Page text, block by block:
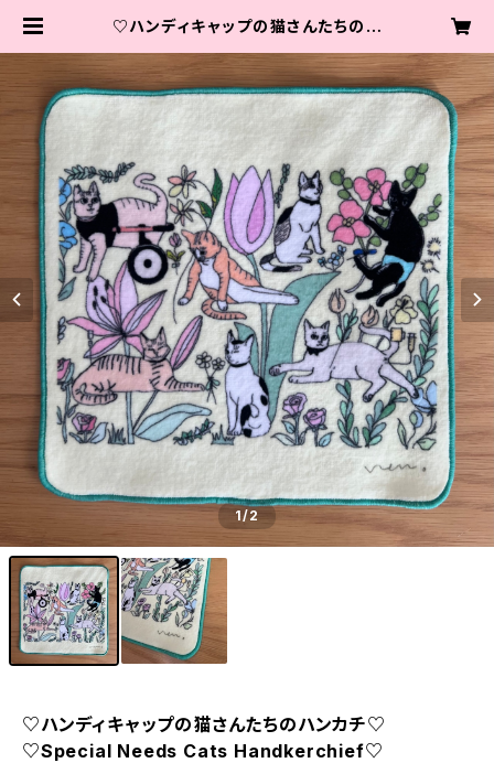
♡ハンディキャップの猫さんたちのハ
s Handkerchief♡ | 保護猫カフェ
neu。
1/2
♡ハンディキャップの猫さんたちのハンカチ♡
♡Special Needs Cats Handkerchief♡